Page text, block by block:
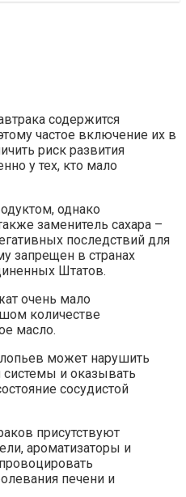
содержится
частое включение их в
риск развития
у тех, кто мало
однако
заменитель сахара –
последствий для
запрещен в странах
Штатов.
очень мало
количестве
масло.
может нарушить
и оказывать
сосудистой
присутствуют
ароматизаторы и
печени и